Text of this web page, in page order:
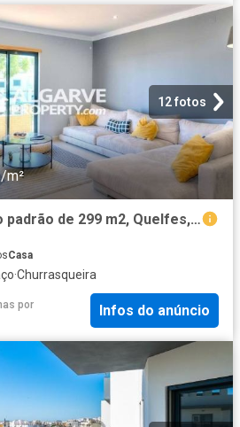
12 fotos
m²
à venda Casa de alto padrão de 299 m2, Quelfes, Faro
Casa
·Churrasqueira
por
Infos do anúncio